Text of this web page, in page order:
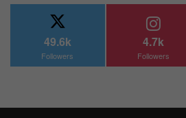
49.6k
Followers
4.7k
Followers